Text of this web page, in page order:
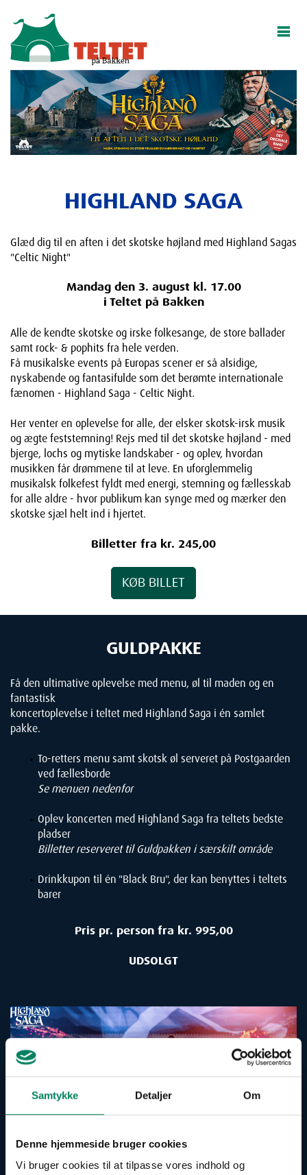
Samtykke Detaljer Om
Denne hjemmeside bruger cookies
Vi bruger cookies til at tilpasse vores indhold og
HIGHLAND SAGA
Glæd dig til en aften i det skotske højland med Highland Sagas
"Celtic Night"
Mandag den 3. august kl. 17.00
i Teltet på Bakken
Alle de kendte skotske og irske folkesange, de store ballader
samt rock- & pophits fra hele verden.
Få musikalske events på Europas scener er så alsidige,
nyskabende og fantasifulde som det berømte internationale
fænomen - Highland Saga - Celtic Night.
Her venter en oplevelse for alle, der elsker skotsk-irsk musik
og ægte feststemning! Rejs med til det skotske højland - med
bjerge, lochs og mytiske landskaber - og oplev, hvordan
musikken får drømmene til at leve. En uforglemmelig
musikalsk folkefest fyldt med energi, stemning og fællesskab
for alle aldre - hvor publikum kan synge med og mærker den
skotske sjæl helt ind i hjertet.
Billetter fra kr. 245,00
KØB BILLET
GULDPAKKE
Få den ultimative oplevelse med menu, øl til maden og en
fantastisk
koncertoplevelse i teltet med Highland Saga i én samlet
pakke.
To-retters menu samt skotsk øl serveret på Postgaarden
ved fællesborde
Se menuen nedenfor
Oplev koncerten med Highland Saga fra teltets bedste
pladser
Billetter reserveret til Guldpakken i særskilt område
Drinkkupon til én "Black Bru", der kan benyttes i teltets
barer
Pris pr. person fra kr. 995,00
UDSOLGT